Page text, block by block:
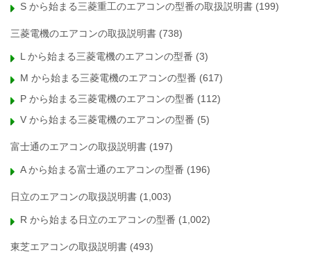
S から始まる三菱重工のエアコンの型番の取扱説明書 (199)
三菱電機のエアコンの取扱説明書 (738)
L から始まる三菱電機のエアコンの型番 (3)
M から始まる三菱電機のエアコンの型番 (617)
P から始まる三菱電機のエアコンの型番 (112)
V から始まる三菱電機のエアコンの型番 (5)
富士通のエアコンの取扱説明書 (197)
A から始まる富士通のエアコンの型番 (196)
日立のエアコンの取扱説明書 (1,003)
R から始まる日立のエアコンの型番 (1,002)
東芝エアコンの取扱説明書 (493)